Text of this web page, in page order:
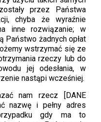
przez Państwa
chyba że wyraźnie
inne rozwiązanie; w
Państwo żadnych opłat
wstrzymać się ze
rzeczy lub do
jej odesłania, w
nastąpi wcześniej.
nam rzecz [DANE
nazwę i pełny adres
gdy ma to